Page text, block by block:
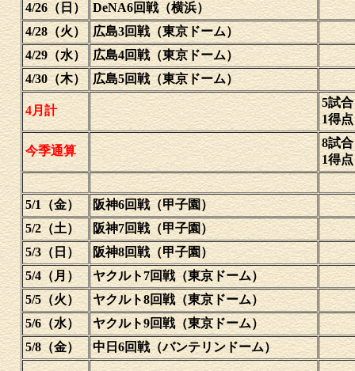
4/26（日）
DeNA6回戦（横浜）
4/28（火） 広島3回戦（東京ドーム）
4/29（水） 広島4回戦（東京ドーム）
4/30（木）
広島5回戦（東京ドーム）
4月計
5試
1得
今季通算
8試
1得
5/1（金）
阪神6回戦（甲子園）
5/2（土）
阪神7回戦（甲子園）
5/3（日）
阪神8回戦（甲子園）
5/4（月）
ヤクルト7回戦（東京ドーム）
5/5（火）
ヤクルト8回戦（東京ドーム）
5/6（水）
ヤクルト9回戦（東京ドーム）
5/8（金）
中日6回戦（バンテリンドーム）